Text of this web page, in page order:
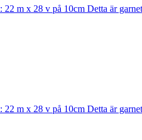
m x 28 v på 10cm Detta är
m x 28 v på 10cm Detta är